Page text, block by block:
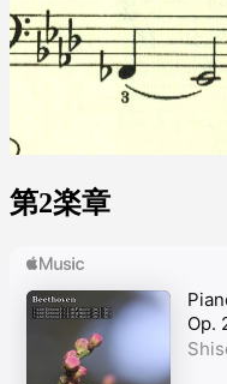
第2楽章